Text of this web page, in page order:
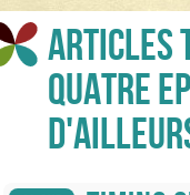
Articles
Quatre